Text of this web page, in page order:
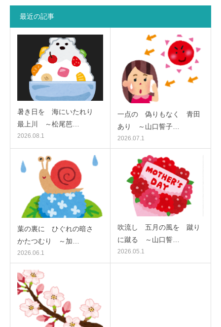
最近の記事
暑き日を 海にいたれり
最上川 ～松尾芭…
2026.08.1
一点の 偽りもなく 青田
あり ～山口誓子…
2026.07.1
葉の裏に ひぐれの暗さ
かたつむり ～加…
2026.06.1
吹流し 五月の風を 蹴り
に蹴る ～山口誓…
2026.05.1